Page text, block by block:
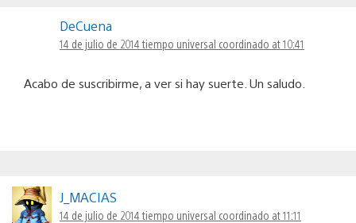
DeCuena
14 de julio de 2014 tiempo universal coordinado at 10:41
Acabo de suscribirme, a ver si hay suerte. Un saludo.
J_MACIAS
14 de julio de 2014 tiempo universal coordinado at 11:11